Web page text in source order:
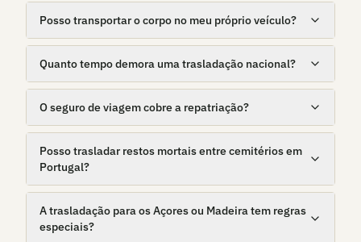
Posso transportar o corpo no meu próprio veículo?
Quanto tempo demora uma trasladação nacional?
O seguro de viagem cobre a repatriação?
Posso trasladar restos mortais entre cemitérios em
Portugal?
A trasladação para os Açores ou Madeira tem regras
especiais?